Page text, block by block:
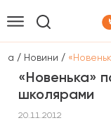
/ Новини /
«Новенька»
школярами
20.11.2012